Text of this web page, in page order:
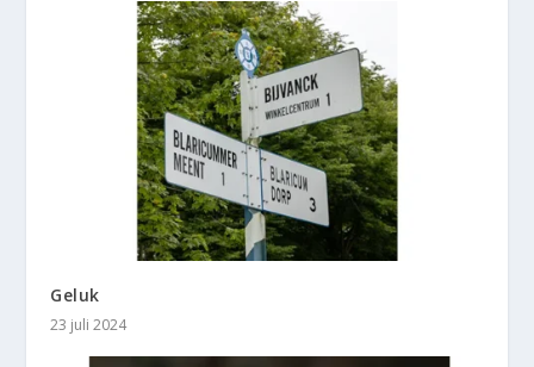
Geluk
23 juli 2024